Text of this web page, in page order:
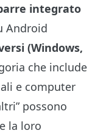
integrato
Android
(Windows,
che include
e computer
possono
la loro